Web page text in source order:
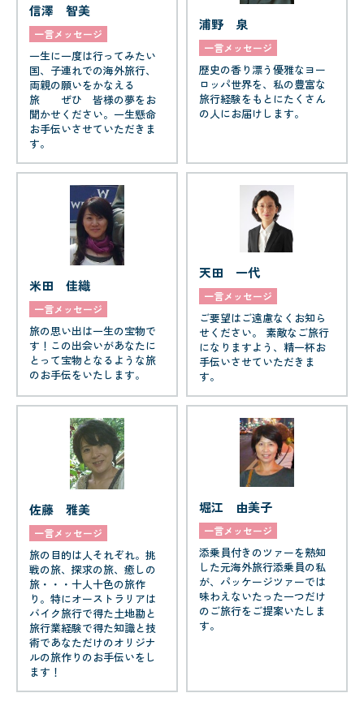
信澤 智美
一言メッセージ
一生に一度は行ってみたい
国、子連れでの海外旅行、
両親の願いをかなえる
旅 ぜひ 皆様の夢をお
聞かせください。一生懸命
お手伝いさせていただきま
す。
浦野 泉
一言メッセージ
歴史の香り漂う優雅なヨー
ロッパ世界を、私の豊富な
旅行経験をもとにたくさん
の人にお届けします。
米田 佳織
一言メッセージ
旅の思い出は一生の宝物で
す！この出会いがあなたに
とって宝物となるような旅
のお手伝をいたします。
天田 一代
一言メッセージ
ご要望はご遠慮なくお知ら
せください。 素敵なご旅行
になりますよう、精一杯お
手伝いさせていただきま
す。
佐藤 雅美
一言メッセージ
旅の目的は人それぞれ。挑
戦の旅、探求の旅、癒しの
旅・・・十人十色の旅作
り。特にオーストラリアは
バイク旅行で得た土地勘と
旅行業経験で得た知識と技
術であなただけのオリジナ
ルの旅作りのお手伝いをし
ます！
堀江 由美子
一言メッセージ
添乗員付きのツァーを熟知
した元海外旅行添乗員の私
が、パッケージツァーでは
味わえないたった一つだけ
のご旅行をご提案いたしま
す。